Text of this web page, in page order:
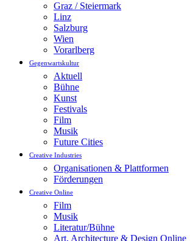
Graz / Steiermark
Linz
Salzburg
Wien
Vorarlberg
Gegenwartskultur
Aktuell
Bühne
Kunst
Festivals
Film
Musik
Future Cities
Creative Industries
Organisationen & Plattformen
Förderungen
Creative Online
Film
Musik
Literatur/Bühne
Art, Architecture & Design Online